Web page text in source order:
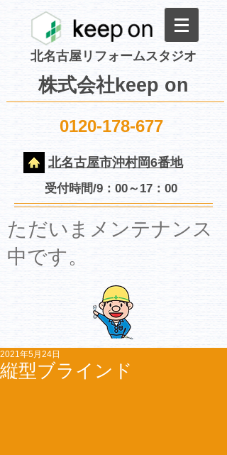
北名古屋リフォームスタジオ
株式会社keep on
0120-178-677
北名古屋市沖村岡6番地
受付時間/9：00～17：00
​ただいまメンテナンス
中です。
縦型ブラインド
2021年5月24日